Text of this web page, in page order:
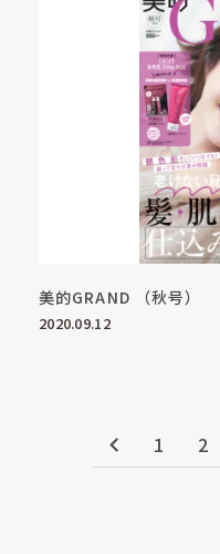
美的GRAND （秋号）
2020.09.12
1 2